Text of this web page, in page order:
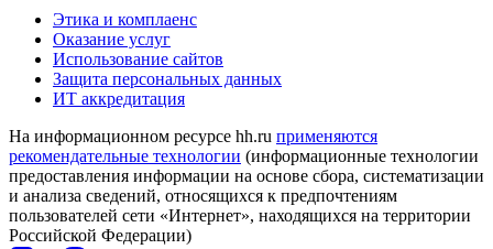
Этика и комплаенс
Оказание услуг
Использование сайтов
Защита персональных данных
ИТ аккредитация
На информационном ресурсе hh.ru применяются
рекомендательные технологии (информационные технологии
предоставления информации на основе сбора, систематизации
и анализа сведений, относящихся к предпочтениям
пользователей сети «Интернет», находящихся на территории
Российской Федерации)